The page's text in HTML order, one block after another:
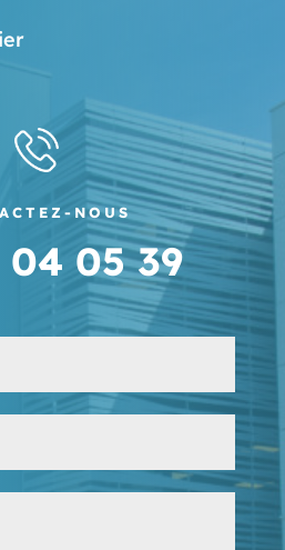
NOUS
04 05 39